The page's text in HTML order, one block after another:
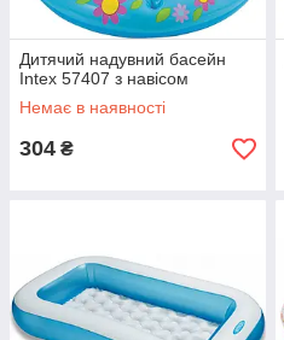
Дитячий надувний басейн
Intex 57407 з навісом
Немає в наявності
304 ₴